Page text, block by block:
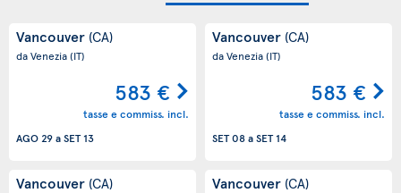
Vancouver (CA)
da Venezia(IT)
583 €
tasse e commiss. incl.
AGO 29aSET 13
Vancouver (CA)
da Venezia(IT)
583 €
tasse e commiss. incl.
SET 08aSET 14
Vancouver (CA) Vancouver (CA)